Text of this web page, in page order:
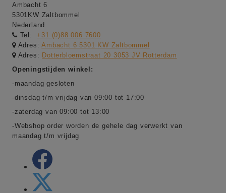
Ambacht 6
5301KW Zaltbommel
Nederland
Tel:
+31 (0)88 006 7600
Adres:Ambacht 6 5301 KW Zaltbommel
Adres: Dotterbloemstraat 20 3053 JV Rotterdam
Openingstijden winkel:
-maandag gesloten
-dinsdag t/m vrijdag van 09:00 tot 17:00
-zaterdag van 09:00 tot 13:00
-Webshop order worden de gehele dag verwerkt van
maandag t/m vrijdag